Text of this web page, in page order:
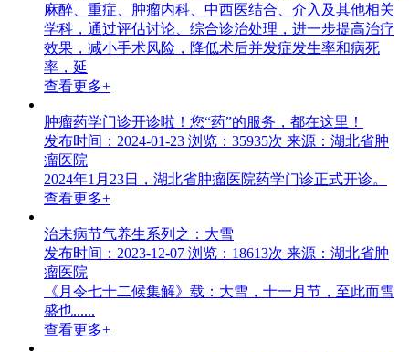
麻醉、重症、肿瘤内科、中西医结合、介入及其他相关
学科，通过评估讨论、综合诊治处理，进一步提高治疗
效果，减小手术风险，降低术后并发症发生率和病死
率，延
查看更多+
肿瘤药学门诊开诊啦！您“药”的服务，都在这里！
发布时间：2024-01-23 浏览：35935次 来源：湖北省肿
瘤医院
2024年1月23日，湖北省肿瘤医院药学门诊正式开诊。
查看更多+
治未病节气养生系列之：大雪
发布时间：2023-12-07 浏览：18613次 来源：湖北省肿
瘤医院
《月令七十二候集解》载：大雪，十一月节，至此而雪
盛也......
查看更多+